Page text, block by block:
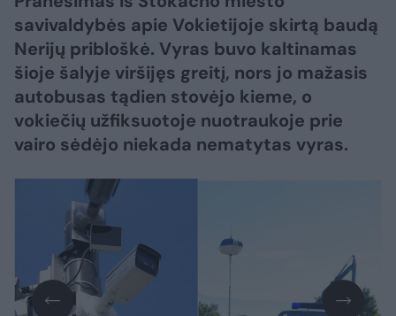
savivaldybės apie Vokietijoje skirtą baudą
Nerijų pribloškė. Vyras buvo kaltinamas
šioje šalyje viršijęs greitį, nors jo mažasis
autobusas tądien stovėjo kieme, o
vokiečių užfiksuotoje nuotraukoje prie
vairo sėdėjo niekada nematytas vyras.